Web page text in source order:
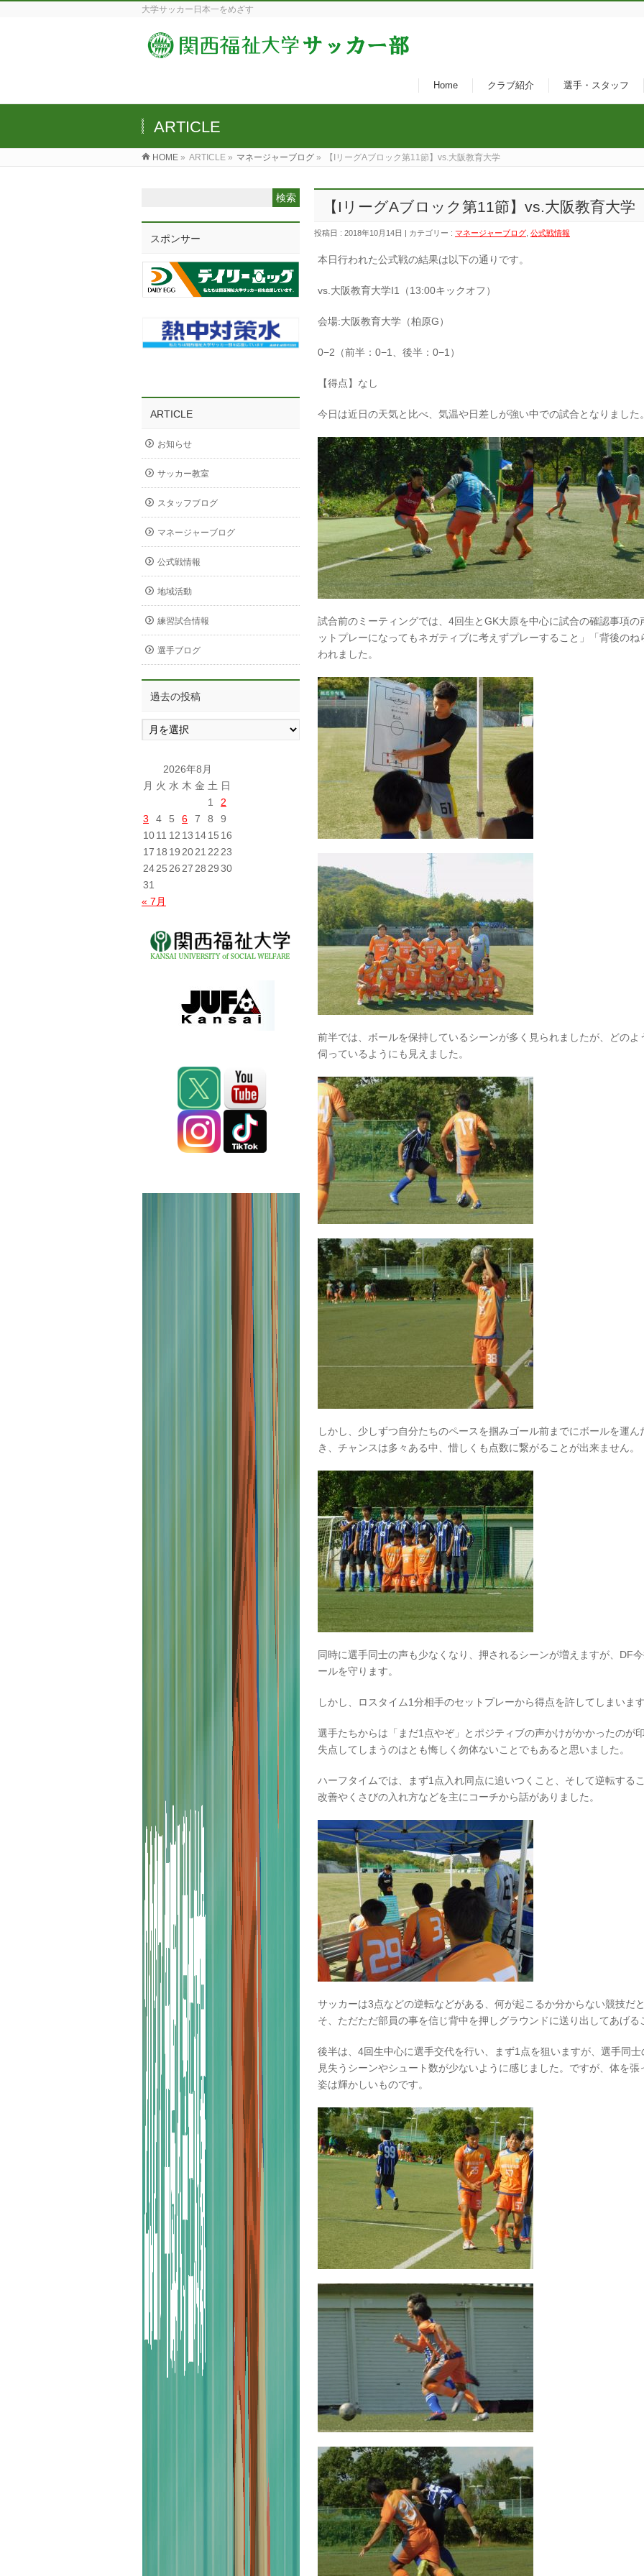
大学サッカー日本一をめざす
Home クラブ紹介 選手・スタッフ
ARTICLE
HOME » ARTICLE » マネージャーブログ » 【IリーグAブロック第11節】vs.大阪教育大学
【IリーグAブロック第11節】vs.大阪教育大学
投稿日 : 2018年10月14日 | カテゴリー : マネージャーブログ 公式戦情報
本日行われた公式戦の結果は以下の通りです。
vs.大阪教育大学I1（13:00キックオフ）
会場:大阪教育大学（柏原G）
0−2（前半：0−1、後半：0−1）
【得点】なし
今日は近日の天気と比べ、気温や日差しが強い中での試合となりました。
試合前のミーティングでは、4回生とGK大原を中心に試合の確認事項
ットプレーになってもネガティブに考えずプレーすること」「背後の
われました。
前半では、ボールを保持しているシーンが多く見られましたが、どの
伺っているようにも見えました。
しかし、少しずつ自分たちのペースを掴みゴール前までにボールを運
き、チャンスは多々ある中、惜しくも点数に繋がることが出来ません。
同時に選手同士の声も少なくなり、押されるシーンが増えますが、DF
ールを守ります。
しかし、ロスタイム1分相手のセットプレーから得点を許してしまいま
選手たちからは「まだ1点やぞ」とポジティブの声かけがかかったのが
失点してしまうのはとも悔しく勿体ないことでもあると思いました。
ハーフタイムでは、まず1点入れ同点に追いつくこと、そして逆転する
改善やくさびの入れ方などを主にコーチから話がありました。
サッカーは3点などの逆転などがある、何が起こるか分からない競技だ
そ、ただただ部員の事を信じ背中を押しグラウンドに送り出してあげる
後半は、4回生中心に選手交代を行い、まず1点を狙いますが、選手同
見失うシーンやシュート数が少ないように感じました。ですが、体を
姿は輝かしいものです。
スポンサー
ARTICLE
お知らせ
サッカー教室
スタッフブログ
マネージャーブログ
公式戦情報
地域活動
練習試合情報
選手ブログ
過去の投稿
過
去
2026年8月
月 火 水 木 金 土 日
1
2
3
4 5 6 7 8
9
1011 12 13 1415 16
17 18 19 2021 22 23
2425 26 27 28 2930
31
« 7月